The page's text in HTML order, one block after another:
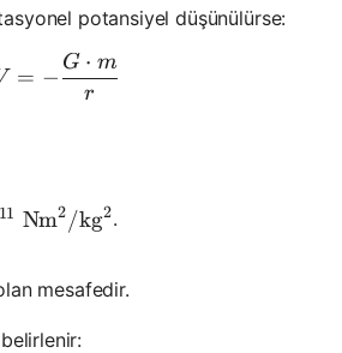
potansiyel düşünülürse:
V = -\frac{G \cdot m}{r}
= −
r
G ⋅ m
10^{-11} \text{ Nm}^2/
11 Nm2/kg2.
mesafedir.